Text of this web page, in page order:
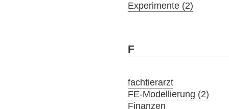
Experimente (2)
F
fachtierarzt
FE-Modellierung (2)
Finanzen